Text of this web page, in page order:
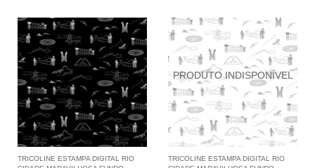
TRICOLINE ESTAMPA DIGITAL RIO
TRICOLINE ESTAMPA DIGITAL RIO